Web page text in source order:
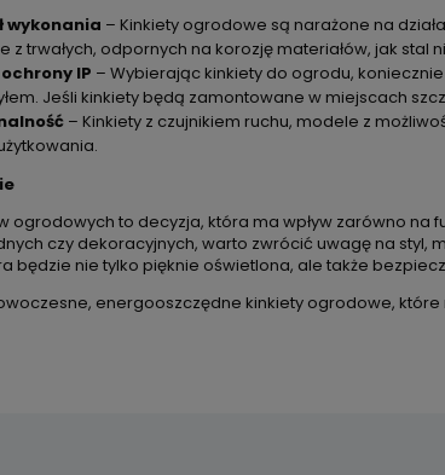
wykonania – Kinkiety ogrodowe są narażone na
z trwałych, odpornych na korozję materiałów, jak stal
IP – Wybierając kinkiety do ogrodu,
Jeśli kinkiety będą zamontowane w miejscach
– Kinkiety z czujnikiem ruchu, modele z
ogrodowych to decyzja, która ma wpływ zarówno na
czy dekoracyjnych, warto zwrócić uwagę na styl,
będzie nie tylko pięknie oświetlona, ale także
energooszczędne kinkiety ogrodowe,